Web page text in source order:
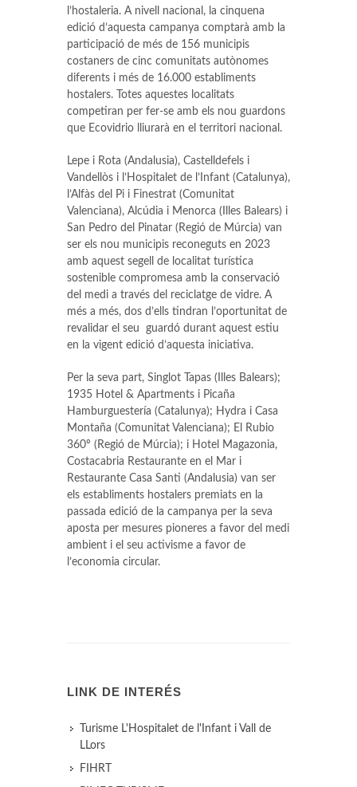
l’hostaleria. A nivell nacional, la cinquena
edició d’aquesta campanya comptarà amb la
participació de més de 156 municipis
costaners de cinc comunitats autònomes
diferents i més de 16.000 establiments
hostalers. Totes aquestes localitats
competiran per fer-se amb els nou guardons
que Ecovidrio lliurarà en el territori nacional.
Lepe i Rota (Andalusia), Castelldefels i
Vandellòs i l’Hospitalet de l’Infant (Catalunya),
l’Alfàs del Pi i Finestrat (Comunitat
Valenciana), Alcúdia i Menorca (Illes Balears) i
San Pedro del Pinatar (Regió de Múrcia) van
ser els nou municipis reconeguts en 2023
amb aquest segell de localitat turística
sostenible compromesa amb la conservació
del medi a través del reciclatge de vidre. A
més a més, dos d’ells tindran l’oportunitat de
revalidar el seu guardó durant aquest estiu
en la vigent edició d’aquesta iniciativa.
Per la seva part, Singlot Tapas (Illes Balears);
1935 Hotel & Apartments i Picaña
Hamburguestería (Catalunya); Hydra i Casa
Montaña (Comunitat Valenciana); El Rubio
360º (Regió de Múrcia); i Hotel Magazonia,
Costacabria Restaurante en el Mar i
Restaurante Casa Santi (Andalusia) van ser
els establiments hostalers premiats en la
passada edició de la campanya per la seva
aposta per mesures pioneres a favor del medi
ambient i el seu activisme a favor de
l’economia circular.
LINK DE INTERÉS
Turisme L'Hospitalet de l'Infant i Vall de
LLors
FIHRT